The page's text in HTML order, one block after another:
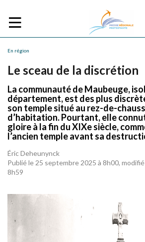
En région
Le sceau de la discrétion
La communauté de Maubeuge,
département, est des plus
son temple situé au rez-de-
d’habitation. Pourtant, elle
gloire à la fin du XIXe siècle,
l’ancien temple avant sa
Éric Deheunynck
Publié le 25 septembre 2025 à 8h00,
8h59